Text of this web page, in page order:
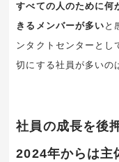
すべての人のために何
きるメンバーが多い と
ンタクトセンターとし
切にする社員が多いの
社員の成長を後
2024年からは主